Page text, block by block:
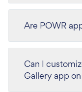
Are POWR
Can I
Gallery app